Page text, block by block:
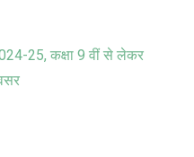
25, कक्षा 9 वीं से लेकर